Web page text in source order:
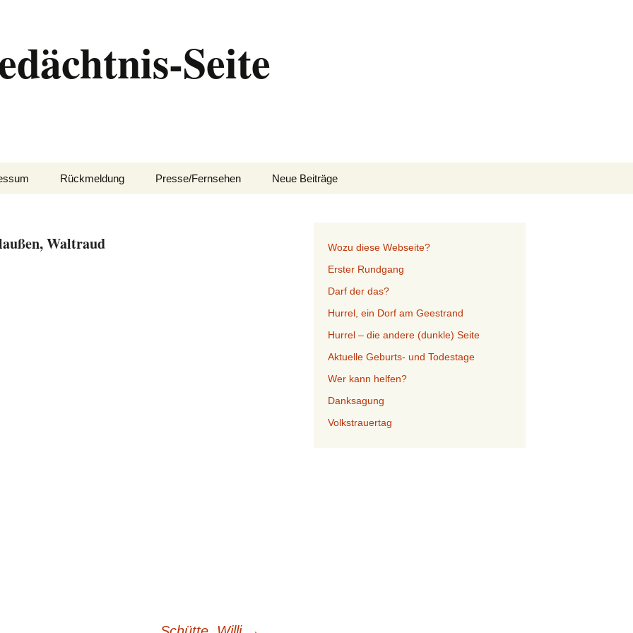
Seite
Rückmeldung Presse/Fernsehen Neue Beiträge
Waltraud
Wozu diese Webseite?
Erster Rundgang
Darf der das?
Hurrel, ein Dorf am Geestrand
Hurrel – die andere (dunkle) Seite
Aktuelle Geburts- und Todestage
Wer kann helfen?
Danksagung
Volkstrauertag